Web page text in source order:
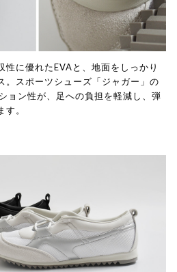
性に優れたEVAと、地面をしっかり
。スポーツシューズ「ジャガー」の
ョン性が、足への負担を軽減し、弾
。